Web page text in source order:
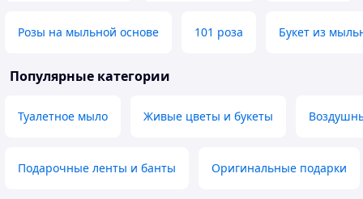
Розы на мыльной основе 101 роза Букет из
Популярные категории
Туалетное мыло Живые цветы и букеты
Подарочные ленты и банты Оригинальные подарки